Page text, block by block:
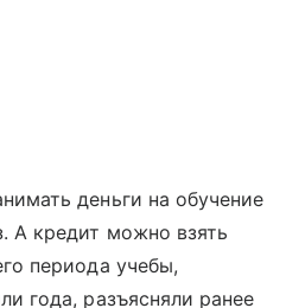
деньги на обучение
А кредит можно взять
периода учебы,
года, разъясняли ранее